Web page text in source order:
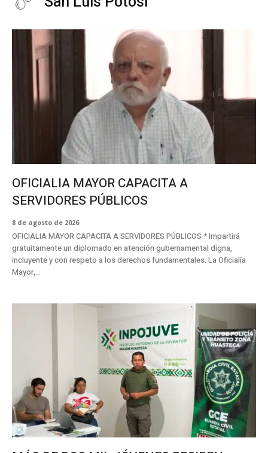
OFICIALIA MAYOR CAPACITA A
SERVIDORES PÚBLICOS
8 de agosto de 2026
OFICIALIA MAYOR CAPACITA A SERVIDORES PÚBLICOS * Impartirá
gratuitamente un diplomado en atención gubernamental digna,
incluyente y con respeto a los derechos fundamentales. La Oficialía
Mayor,...